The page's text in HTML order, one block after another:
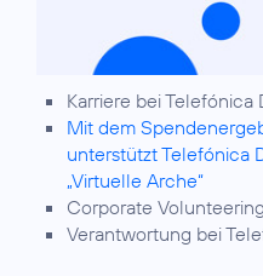
Karriere bei
Mit dem
unterstützt Telefónica
„Virtuelle Arche“
Corporate Volunteering
Verantwortung bei